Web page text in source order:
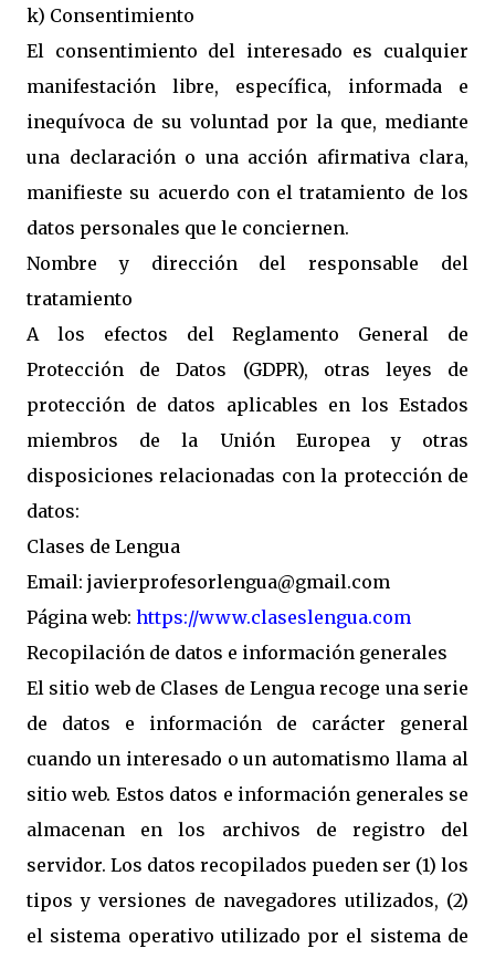
k) Consentimiento
El consentimiento del interesado es cualquier
manifestación libre, específica, informada e
inequívoca de su voluntad por la que, mediante
una declaración o una acción afirmativa clara,
manifieste su acuerdo con el tratamiento de los
datos personales que le conciernen.
Nombre y dirección del responsable del
tratamiento
A los efectos del Reglamento General de
Protección de Datos (GDPR), otras leyes de
protección de datos aplicables en los Estados
miembros de la Unión Europea y otras
disposiciones relacionadas con la protección de
datos:
Clases de Lengua
Email: javierprofesorlengua@gmail.com
Página web: https://www.claseslengua.com
Recopilación de datos e información generales
El sitio web de Clases de Lengua recoge una serie
de datos e información de carácter general
cuando un interesado o un automatismo llama al
sitio web. Estos datos e información generales se
almacenan en los archivos de registro del
servidor. Los datos recopilados pueden ser (1) los
tipos y versiones de navegadores utilizados, (2)
el sistema operativo utilizado por el sistema de